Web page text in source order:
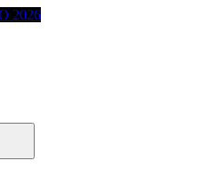
2026